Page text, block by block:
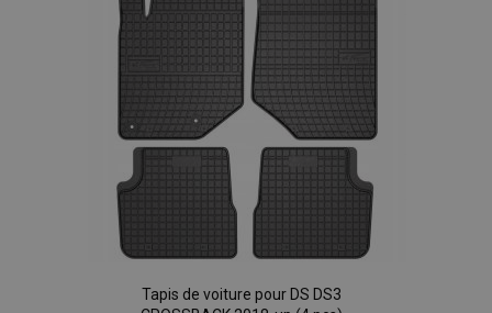
Tapis de voiture pour DS DS3